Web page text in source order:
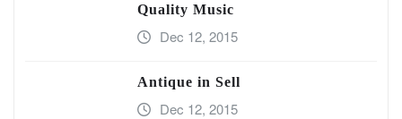
Quality Music
Dec 12, 2015
Antique in Sell
Dec 12, 2015